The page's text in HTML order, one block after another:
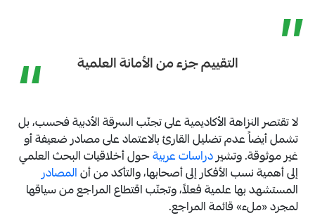
” التقييم جزء من الأمانة العلمية “
لا تقتصر النزاهة الأكاديمية على تجنّب السرقة الأدبية فحسب، بل
تشمل أيضاً عدم تضليل القارئ بالاعتماد على مصادر ضعيفة أو
غير موثوقة. وتشيردراسات عربيةحول أخلاقيات البحث العلمي
إلى أهمية نسب الأفكار إلى أصحابها، والتأكد من أنالمصادر
المستشهد بها علمية فعلاً، وتجنّب اقتطاع المراجع من سياقها
لمجرد «ملء» قائمة المراجع.